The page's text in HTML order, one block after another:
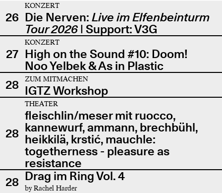
26
KONZERT
Die Nerven: Live im Elfenbeinturm
Tour 2026| Support: V3G
27
KONZERT
High on the Sound #10: Doom!
Noo Yelbek & As in Plastic
28
ZUM MITMACHEN
IGTZ Workshop
28
THEATER
fleischlin/meser mit ruocco,
kannewurf, ammann, brechbühl,
heikkilä, krstić, mauchle:
togetherness - pleasure as
resistance
28 Drag im Ring Vol. 4
by Rachel Harder